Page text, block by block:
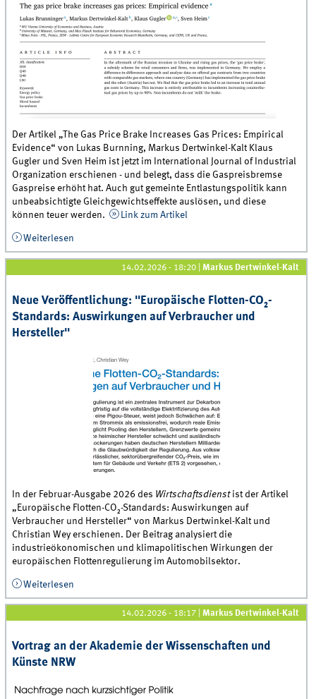
Der Artikel „The Gas Price Brake Increases Gas Prices: Empirical
Evidence“ von Lukas Burnning, Markus Dertwinkel-Kalt Klaus
Gugler und Sven Heim ist jetzt im International Journal of Industrial
Organization erschienen - und belegt, dass die Gaspreisbremse
Gaspreise erhöht hat. Auch gut gemeinte Entlastungspolitik kann
unbeabsichtigte Gleichgewichtseffekte auslösen, und diese
können teuer werden.
Link zum Artikel
Weiterlesen
Brake Increases Gas Prices: Empirical Evidence&quot;
14.02.2026 - 18:20 |Markus Dertwinkel-Kalt
Neue Veröffentlichung: "Europäische Flotten-CO₂-
Standards: Auswirkungen auf Verbraucher und
Hersteller"
In der Februar-Ausgabe 2026 des Wirtschaftsdienstist der Artikel
„Europäische Flotten-CO₂-Standards: Auswirkungen auf
Verbraucher und Hersteller“ von Markus Dertwinkel-Kalt und
Christian Wey erschienen. Der Beitrag analysiert die
industrieökonomischen und klimapolitischen Wirkungen der
europäischen Flottenregulierung im Automobilsektor.
Weiterlesen
Flotten-CO₂-Standards: Auswirkungen auf Verbraucher
und Hersteller&quot;
14.02.2026 - 18:17 |Markus Dertwinkel-Kalt
Vortrag an der Akademie der Wissenschaften und
Künste NRW